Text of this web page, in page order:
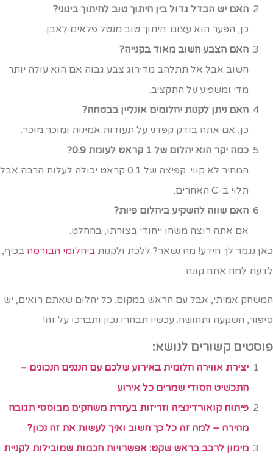
האם יש הבדל גדול בין חיתוך טוב לחיתוך בינוני?
כן, הפער הוא עצום. חיתוך טוב מנטל פלאים לאבן.
האם הצבע חשוב מאוד בקנייה?
חשוב אבל אל תתלהב מדירוג צבע גבוה אם הוא עולה יותר
מדי ומשפיע על התקציב.
האם ניתן לקנות יהלומים אונליין בבטחה?
כן, אם אתה בודק קפדני על תעודות אמינות ומוכר מוכר.
כמה יקר הוא יהלום של 1 קראט לעומת 0.9?
המחיר לא קווי. קפיצה של 0.1 קראט יכולה לעלות הרבה אבל
תלוי ב-C האחרים.
האם שווה להשקיע ביהלום פיות?
אם אתה רוצה משהו ייחודי בצורתו, בהחלט.
נגמר לך הידע! מה נשאר? ללכת ולקנותביהלומי הבורסה בכיף,
למה אתה קונה.
אמיתי, אבל עם הראש במקום. כל יהלום שאתם רואים, יש
השקעה ותחושה. עכשיו תבחרו נכון ותברכו על זה!
קשורים לנושא:
יצירת אווירה חלומית באירוע שלכם עם הנגנים הנכונים –
התכשיט הסודי שמרים כל אירוע
פיתוח קואורדינציה וזריזות בעזרת משחקים מבוססי תגובה
מהירה – למה זה כל כך חשוב ואיך לעשות את זה נכון?
מימון לרכב בראש שקט: אפשרויות חכמות שמובילות לקניית